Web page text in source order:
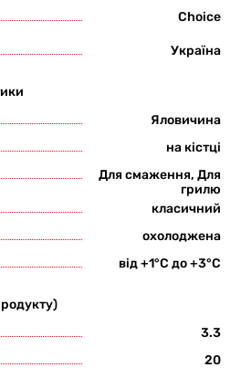
Choice
Україна
Яловичина
на кістці
Для смаження, Для
грилю
класичний
охолоджена
від +1°С до +3°С
3.3
20